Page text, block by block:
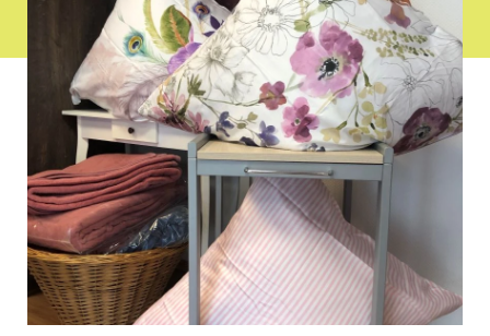
MITTWOCH:
09:00 - 13:00
DONNERSTAG:
09:00 - 13:00UND-14:00 - 18:00
FREITAG:
09:00 - 13:00 UND
14:00 - 18:00
SAMSTAG:
09:00 - 13:00